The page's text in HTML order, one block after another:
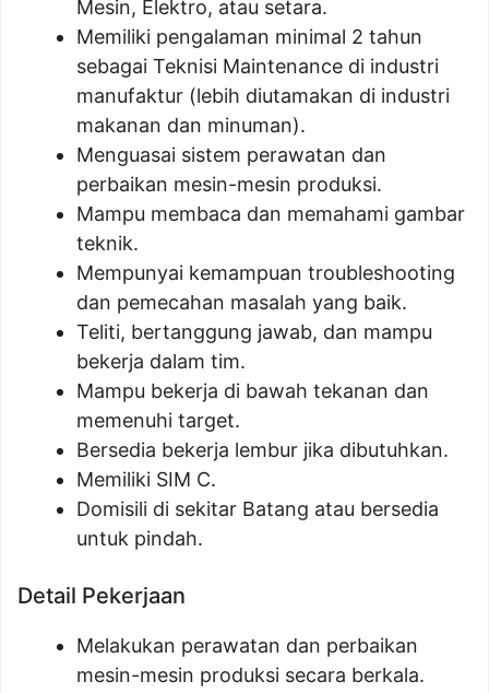
Mesin, Elektro, atau setara.
Memiliki pengalaman minimal 2 tahun
sebagai Teknisi Maintenance di industri
manufaktur (lebih diutamakan di industri
makanan dan minuman).
Menguasai sistem perawatan dan
perbaikan mesin-mesin produksi.
Mampu membaca dan memahami gambar
teknik.
Mempunyai kemampuan troubleshooting
dan pemecahan masalah yang baik.
Teliti, bertanggung jawab, dan mampu
bekerja dalam tim.
Mampu bekerja di bawah tekanan dan
memenuhi target.
Bersedia bekerja lembur jika dibutuhkan.
Memiliki SIM C.
Domisili di sekitar Batang atau bersedia
untuk pindah.
Detail Pekerjaan
Melakukan perawatan dan perbaikan
mesin-mesin produksi secara berkala.